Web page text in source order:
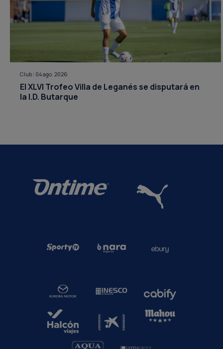
Club | 04 ago. 2026
El XLVI Trofeo Villa de Leganés se disputará en
la I.D. Butarque